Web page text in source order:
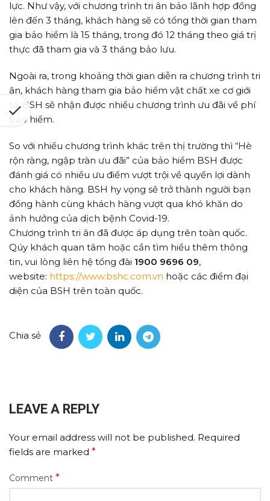
lực. Như vậy, với chương trình tri ân bảo lãnh hợp đồng
lên đến 3 tháng, khách hàng sẽ có tổng thời gian tham
gia bảo hiểm là 15 tháng, trong đó 12 tháng theo giá trị
thực đã tham gia và 3 tháng bảo lưu.
Ngoài ra, trong khoảng thời gian diễn ra chương trình tri
ân, khách hàng tham gia bảo hiểm vật chất xe cơ giới
tại BSH sẽ nhận được nhiều chương trình ưu đãi về phí
bảo hiểm.
So với nhiều chương trình khác trên thị trường thì “Hè
rộn ràng, ngập tràn ưu đãi” của bảo hiểm BSH được
đánh giá có nhiều ưu điểm vượt trội về quyền lợi dành
cho khách hàng. BSH hy vọng sẽ trở thành người bạn
đồng hành cùng khách hàng vượt qua khó khăn do
ảnh hưởng của dịch bệnh Covid-19.
Chương trình tri ân đã được áp dụng trên toàn quốc.
Qúy khách quan tâm hoặc cần tìm hiểu thêm thông
tin, vui lòng liên hệ tổng đài 1900 9696 09,
website: https://www.bshc.com.vn hoặc các điểm đại
diện của BSH trên toàn quốc.
Chia sẻ
LEAVE A REPLY
Your email address will not be published. Required
fields are marked *
Comment *